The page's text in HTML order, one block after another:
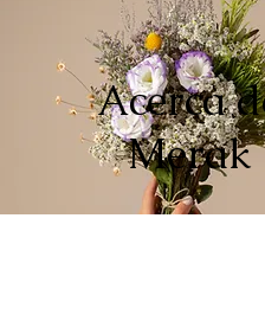
Acerca
Merak